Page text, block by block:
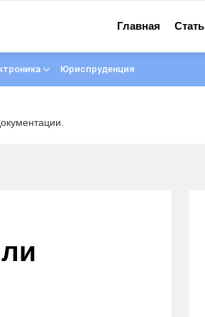
Главная
Юриспруденция